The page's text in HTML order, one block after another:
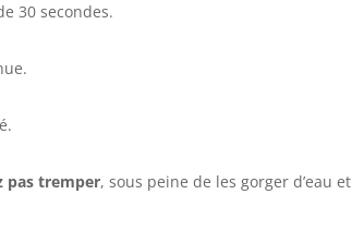
30 secondes.
pas tremper, sous peine de les gorger d’eau et